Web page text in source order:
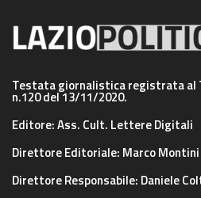
Testata giornalistica registrata al
n.120 del 13/11/2020.
Editore: Ass. Cult. Lettere Digitali
Direttore Editoriale: Marco Montini
Direttore Responsabile: Daniele